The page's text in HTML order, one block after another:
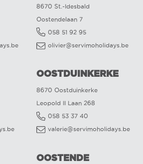
8670 St.-Idesbald
Oostendelaan 7
058 51 92 95
olivier@servimoholidays.be
OOSTDUINKERKE
8670 Oostduinkerke
Leopold II Laan 268
058 53 37 40
valerie@servimoholidays.be
OOSTENDE